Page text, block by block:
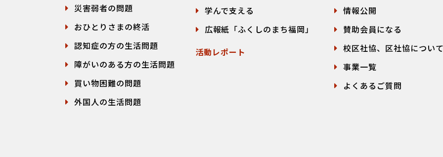
災害弱者の問題
おひとりさまの終活
認知症の方の生活問題
障がいのある方の生活問題
買い物困難の問題
外国人の生活問題
学んで支える
広報紙「ふくしのまち福岡」
活動レポート
情報公開
賛助会員になる
校区社協、区社協について
事業一覧
よくあるご質問